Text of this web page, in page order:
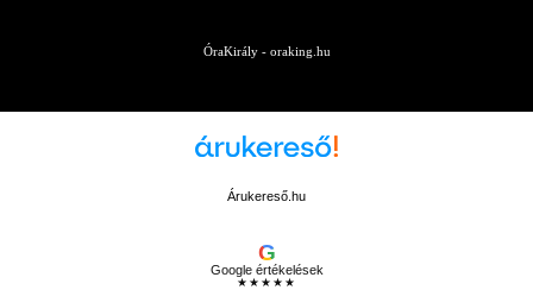
ÓraKirály - oraking.hu
Árukereső.hu
G
Google értékelések
★★★★★